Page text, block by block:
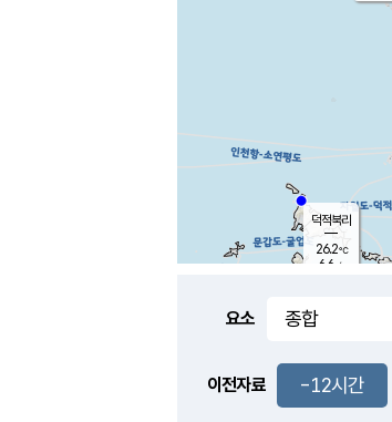
-
덕적북리
26.2℃
6.6 m/s
요소
이전자료 -12시간